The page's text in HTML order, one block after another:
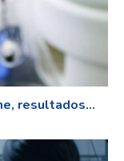
resultados...